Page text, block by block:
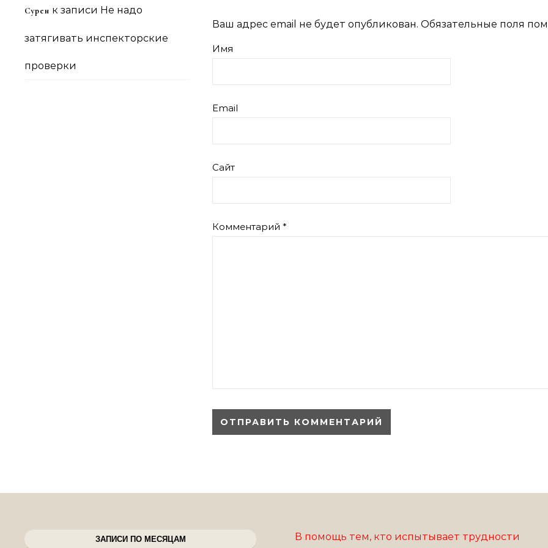
Сурен к записи Не надо
затягивать инспекторские
проверки
Ваш адрес email не будет опубликован. Обязательные поля
Имя
Email
Сайт
Комментарий *
ЗАПИСИ ПО МЕСЯЦАМ
В помощь тем, кто испытывает трудности